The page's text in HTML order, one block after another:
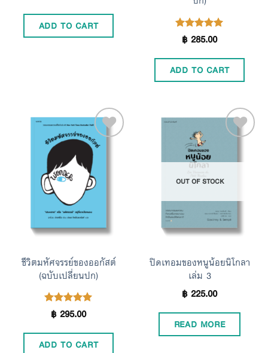
ADD TO CART
Rated5.00
฿285.00
ADD TO CART
ชีวิตมหัศจรรย์ของออกัสต์
(ฉบับเปลี่ยนปก)
Rated4.95
฿295.00
ADD TO CART
OUT OF STOCK
ปิดเทอมของหนูน้อยนิโกลา
เล่ม 3
฿225.00
READ MORE